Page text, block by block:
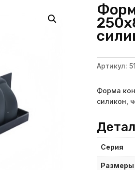
Артикул:
Форма
силикон,
Серия
Размеры